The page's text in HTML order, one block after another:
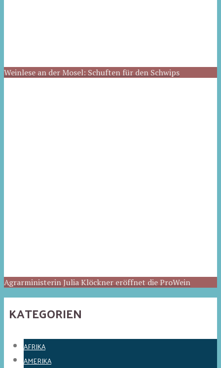
Weinlese an der Mosel: Schuften für den Schwips
Agrarministerin Julia Klöckner eröffnet die ProWein
KATEGORIEN
AFRIKA
AMERIKA